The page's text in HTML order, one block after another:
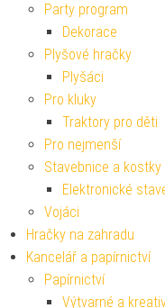
Party program
Dekorace
Plyšové hračky
Plyšáci
Pro kluky
Traktory pro děti
Pro nejmenší
Stavebnice a kostky
Elektronické
Vojáci
Hračky na zahradu
Kancelář a papírnictví
Papírnictví
Výtvarné a